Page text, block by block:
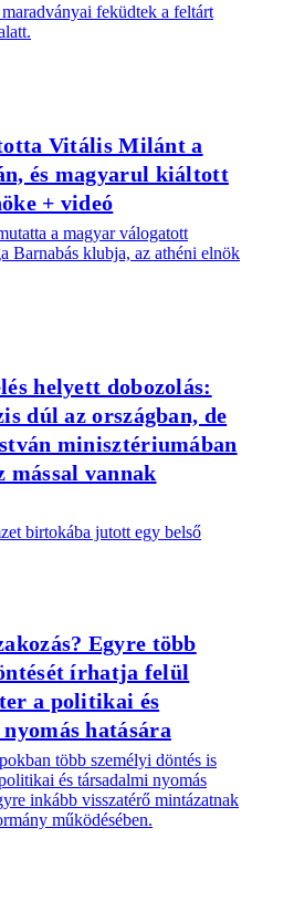
feküdtek a feltárt
Vitális Milánt a
és magyarul kiáltott
+ videó
a magyar válogatott
Barnabás klubja, az athéni elnök
helyett dobozolás:
dúl az országban, de
minisztériumában
mással vannak
birtokába jutott egy belső
Egyre több
írhatja felül
a politikai és
hatására
több személyi döntés is
és társadalmi nyomás
inkább visszatérő mintázatnak
működésében.